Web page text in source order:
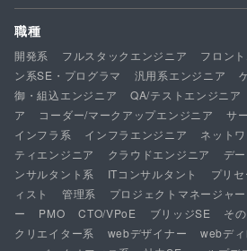
職種
開発系 フルスタックエンジニア フロン
ン系SE・プログラマ
汎用系エンジニア
御・組込エンジニア
QA/テストエンジニア
ア
コーダー/マークアップエンジニア
サ
インフラ系
インフラエンジニア ネット
ティエンジニア
クラウドエンジニア デ
ンサルタント系
ITコンサルタント プリ
ィスト
管理系 プロジェクトマネージャー
ー
PMO CTO/VPoE ブリッジSE そ
クリエイター系
webデザイナー webデ